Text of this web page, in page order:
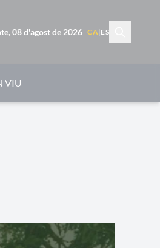
08 d'agost de 2026 CA| ES
VIU